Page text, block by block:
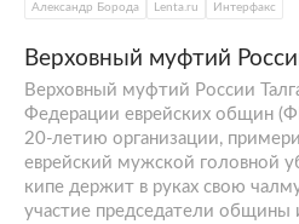
Александр Борода Lenta.ru Интерфакс
Верховный муфтий
Верховный муфтий России
Федерации еврейских общин
20-летию организации,
еврейский мужской головной
кипе держит в руках свою
участие председатели общины